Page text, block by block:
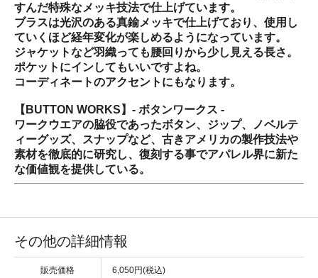
すんだ特殊なメッキ技法で仕上げています。
ブラスは光沢のある真鍮メッキで仕上げており、使用し
ていくほど経年変化が楽しめるようになっています。
ジャケットなど羽織っても腰回りから少し見える長さ。
ポケットにインしてもいいですよね。
コーディネートのアクセントにもなります。
【BUTTON WORKS】- ボタンワークス -
ワークウエアの脇役であったボタン、ジップ、ノベルテ
ィーグッズ、スナップなど、古きアメリカの製作技法や
素材を徹底的に研究し、復刻する事でアパレル界に新た
な価値観を提供している。
その他の詳細情報
販売価格 6,050円(税込)